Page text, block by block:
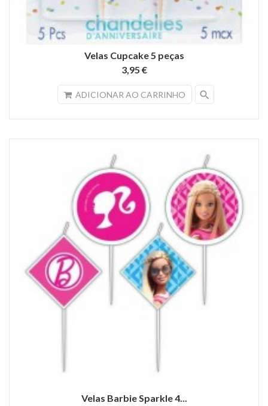
Velas Cupcake 5 peças
3,95 €
ADICIONAR AO CARRINHO search
Velas Barbie Sparkle 4...